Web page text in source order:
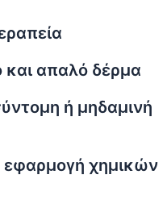
απαλό δέρμα
ή μηδαμινή
χημικών